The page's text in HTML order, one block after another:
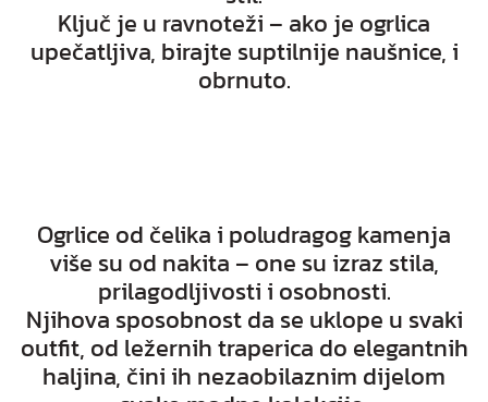
Ključ je u ravnoteži – ako je ogrlica
upečatljiva, birajte suptilnije naušnice, i
obrnuto.
Ogrlice od čelika i poludragog kamenja
više su od nakita – one su izraz stila,
prilagodljivosti i osobnosti.
Njihova sposobnost da se uklope u svaki
outfit, od ležernih traperica do elegantnih
haljina, čini ih nezaobilaznim dijelom